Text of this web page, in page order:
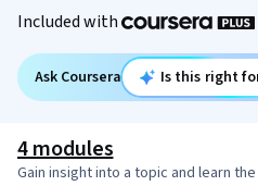
Included with
Ask Coursera Is this right
4 modules
Gain insight into a topic and learn